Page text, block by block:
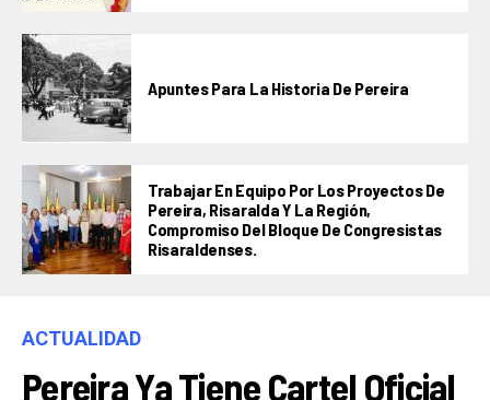
Apuntes Para La Historia De Pereira
Trabajar En Equipo Por Los Proyectos De
Pereira, Risaralda Y La Región,
Compromiso Del Bloque De Congresistas
Risaraldenses.
ACTUALIDAD
Pereira Ya Tiene Cartel Oficial